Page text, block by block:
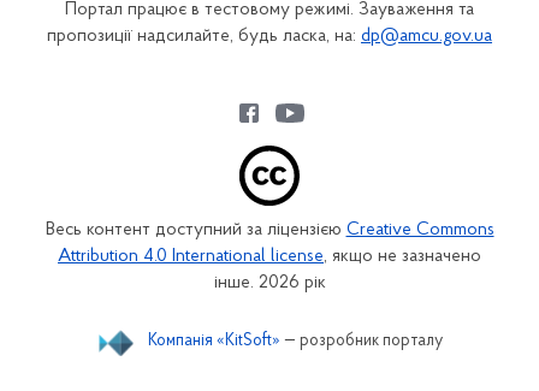
Портал працює в тестовому режимі. Зауваження та
пропозиції надсилайте, будь ласка, на: dp@amcu.gov.ua
Весь контент доступний за ліцензією Creative Commons
Attribution 4.0 International license, якщо не зазначено
інше. 2026 рік
Компанія «KitSoft» — розробник порталу